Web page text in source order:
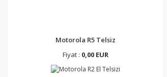
Motorola R5 Telsiz
Fiyat : 0,00 EUR